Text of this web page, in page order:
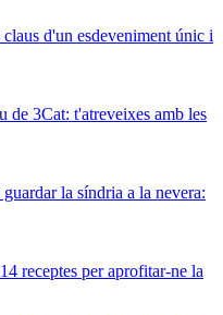
d'un esdeveniment únic i
de 3Cat: t'atreveixes amb les
la síndria a la nevera:
receptes per aprofitar-ne la